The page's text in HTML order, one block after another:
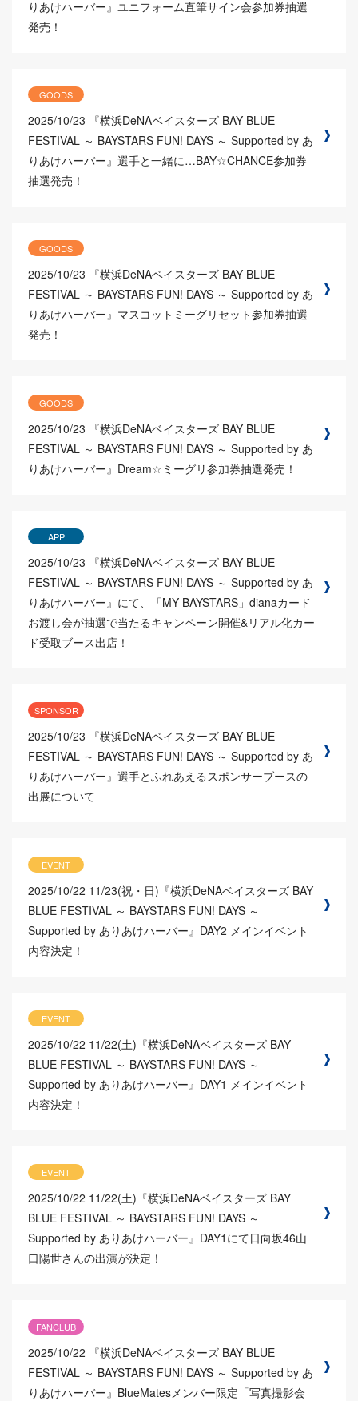
りあけハーバー』ユニフォーム直筆サイン会参加券抽選
発売！
GOODS
2025/10/23
『横浜DeNAベイスターズ BAY BLUE
FESTIVAL ～ BAYSTARS FUN! DAYS ～ Supported by あ
りあけハーバー』選手と一緒に…BAY☆CHANCE参加券
抽選発売！
GOODS
2025/10/23
『横浜DeNAベイスターズ BAY BLUE
FESTIVAL ～ BAYSTARS FUN! DAYS ～ Supported by あ
りあけハーバー』マスコットミーグリセット参加券抽選
発売！
GOODS
2025/10/23
『横浜DeNAベイスターズ BAY BLUE
FESTIVAL ～ BAYSTARS FUN! DAYS ～ Supported by あ
りあけハーバー』Dream☆ミーグリ参加券抽選発売！
APP
2025/10/23
『横浜DeNAベイスターズ BAY BLUE
FESTIVAL ～ BAYSTARS FUN! DAYS ～ Supported by あ
りあけハーバー』にて、「MY BAYSTARS」dianaカード
お渡し会が抽選で当たるキャンペーン開催&リアル化カー
ド受取ブース出店！
SPONSOR
2025/10/23
『横浜DeNAベイスターズ BAY BLUE
FESTIVAL ～ BAYSTARS FUN! DAYS ～ Supported by あ
りあけハーバー』選手とふれあえるスポンサーブースの
出展について
EVENT
2025/10/22 11/23(祝・日)『横浜DeNAベイスターズ BAY
BLUE FESTIVAL ～ BAYSTARS FUN! DAYS ～
Supported by ありあけハーバー』DAY2 メインイベント
内容決定！
EVENT
2025/10/22 11/22(土)『横浜DeNAベイスターズ BAY
BLUE FESTIVAL ～ BAYSTARS FUN! DAYS ～
Supported by ありあけハーバー』DAY1 メインイベント
内容決定！
EVENT
2025/10/22 11/22(土)『横浜DeNAベイスターズ BAY
BLUE FESTIVAL ～ BAYSTARS FUN! DAYS ～
Supported by ありあけハーバー』DAY1にて日向坂46山
口陽世さんの出演が決定！
FANCLUB
2025/10/22
『横浜DeNAベイスターズ BAY BLUE
FESTIVAL ～ BAYSTARS FUN! DAYS ～ Supported by あ
りあけハーバー』BlueMatesメンバー限定「写真撮影会